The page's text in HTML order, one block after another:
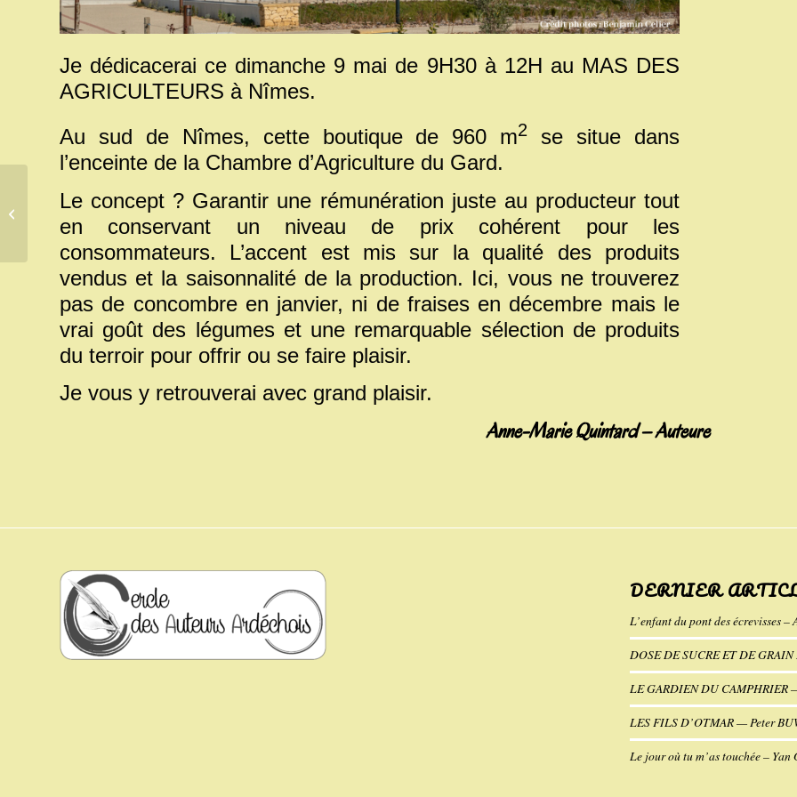
Je dédicacerai ce dimanche 9 mai de 9H30 à 12H au MAS DES
AGRICULTEURS à Nîmes.
Au sud de Nîmes, cette boutique de 960 m2
se situe dans
l’enceinte de la Chambre d’Agriculture du Gard.
Le concept ? Garantir une rémunération juste au producteur tout
en conservant un niveau de prix cohérent pour les
consommateurs. L’accent est mis sur la qualité des produits
vendus et la saisonnalité de la production. Ici, vous ne trouverez
pas de concombre en janvier, ni de fraises en décembre mais le
vrai goût des légumes et une remarquable sélection de produits
du terroir pour offrir ou se faire plaisir.
Je vous y retrouverai avec grand plaisir.
Anne-Marie Quintard – Auteure
DERNIER
L’enfant du pont des écrevisses
DOSE DE SUCRE ET DE
LE GARDIEN DU CAMPHRIER
LES FILS D’OTMAR — Peter
Le jour où tu m’as touchée –
Les fugitivess – Hélène COUTARD